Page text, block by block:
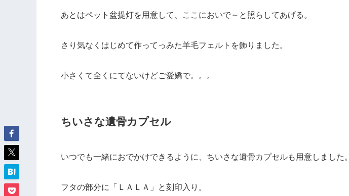
あとはペット盆提灯を用意して、ここにおいで～と照らしてあげる。
さり気なくはじめて作ってっみた羊毛フェルトを飾りました。
小さくて全くにてないけどご愛嬌で。。。
ちいさな遺骨カプセル
いつでも一緒におでかけできるように、ちいさな遺骨カプセルも用意しました。
フタの部分に「ＬＡＬＡ」と刻印入り。